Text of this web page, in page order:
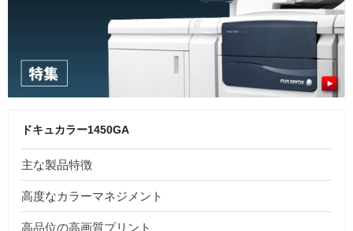
ドキュカラー1450GA
主な製品特徴
高度なカラーマネジメント
高品位の高画質プリント